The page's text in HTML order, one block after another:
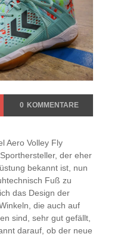
0 KOMMENTARE
Aero Volley Fly
der eher
bekannt ist, nun
Fuß zu
das Design der
die auch auf
sind, sehr gut gefällt,
darauf, ob der neue